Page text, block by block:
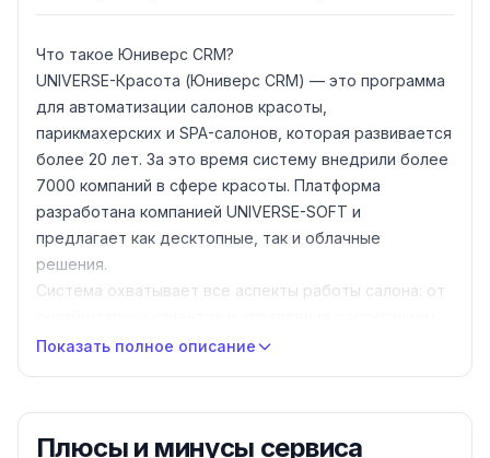
Что такое Юниверс CRM?
UNIVERSE-Красота (Юниверс CRM) — это программа
для автоматизации салонов красоты,
парикмахерских и SPA-салонов, которая развивается
более 20 лет. За это время систему внедрили более
7000 компаний в сфере красоты. Платформа
разработана компанией UNIVERSE-SOFT и
предлагает как десктопные, так и облачные
решения.
Система охватывает все аспекты работы салона: от
до складского учёта расходных материалов,
Основные возможности UNIVERSE-Красота
Показать полное описание
Плюсы и минусы сервиса